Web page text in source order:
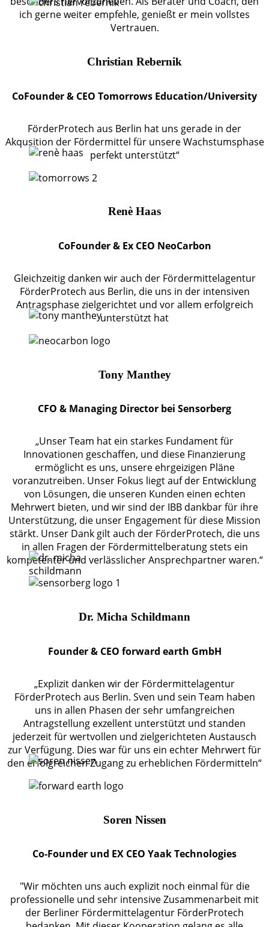
ich gerne weiter empfehle, genießt er mein vollstes
Vertrauen.
Christian Rebernik
CoFounder & CEO Tomorrows Education/University
FörderProtech aus Berlin hat uns gerade in der
Akqusition der Fördermittel für unsere Wachstumsphase
perfekt unterstützt“
Renè Haas
CoFounder & Ex CEO NeoCarbon
Gleichzeitig danken wir auch der Fördermittelagentur
FörderProtech aus Berlin, die uns in der intensiven
Antragsphase zielgerichtet und vor allem erfolgreich
unterstützt hat
Tony Manthey
CFO & Managing Director bei Sensorberg
„Unser Team hat ein starkes Fundament für
Innovationen geschaffen, und diese Finanzierung
ermöglicht es uns, unsere ehrgeizigen Pläne
voranzutreiben. Unser Fokus liegt auf der Entwicklung
von Lösungen, die unseren Kunden einen echten
Mehrwert bieten, und wir sind der IBB dankbar für ihre
Unterstützung, die unser Engagement für diese Mission
stärkt. Unser Dank gilt auch der FörderProtech, die uns
in allen Fragen der Fördermittelberatung stets ein
kompetenter und verlässlicher Ansprechpartner waren.“
Dr. Micha Schildmann
Founder & CEO forward earth GmbH
„Explizit danken wir der Fördermittelagentur
FörderProtech aus Berlin. Sven und sein Team haben
uns in allen Phasen der sehr umfangreichen
Antragstellung exzellent unterstützt und standen
jederzeit für wertvollen und zielgerichteten Austausch
zur Verfügung. Dies war für uns ein echter Mehrwert für
den erfolgreichen Zugang zu erheblichen Fördermitteln“
Soren Nissen
Co-Founder und EX CEO Yaak Technologies
"Wir möchten uns auch explizit noch einmal für die
professionelle und sehr intensive Zusammenarbeit mit
der Berliner Fördermittelagentur FörderProtech